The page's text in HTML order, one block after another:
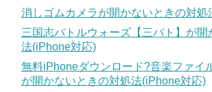
消しゴムカメラが開かないときの対処
三国志バトルウォーズ【三バト】が開
法(iPhone対応)
無料iPhoneダウンロード?音楽ファイ
が開かないときの対処法(iPhone対応)